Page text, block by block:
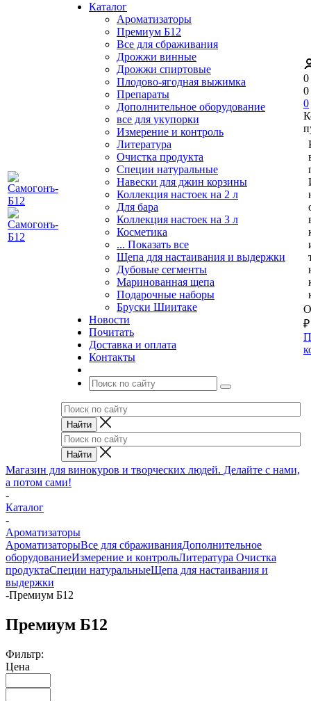
Каталог
Ароматизаторы
Премиум Б12
Все для сбраживания
Дрожжи винные
Дрожжи спиртовые
Плодово-ягодная выжимка
Препараты
Дополнительное оборудование
все для укупорки
Измерение и контроль
Литература
Очистка продукта
Специи натуральные
Навески для джин корзины
Коллекция настоек на 2 л
Для бара
Коллекция настоек на 3 л
Косметика
... Показать все
Щепа для настаивания и выдержки
Дубовые сегменты
Маринованная щепа
Подарочные наборы
Бруски Шиитаке
Новости
Почитать
Доставка и оплата
Контакты
0
0
0
₽
Магазин для винокуров и творческих людей. Делайте с нами,
а потом сами!
-
Каталог
-
Ароматизаторы
АроматизаторыВсе для сбраживанияДополнительное
оборудованиеИзмерение и контрольЛитература Очистка
продуктаСпеции натуральныеЩепа для настаивания и
выдержки
-Премиум Б12
Премиум Б12
Фильтр:
Цена